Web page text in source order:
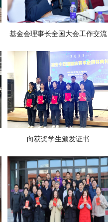
基金会理事长全国大会工作交流
向获奖学生颁发证书